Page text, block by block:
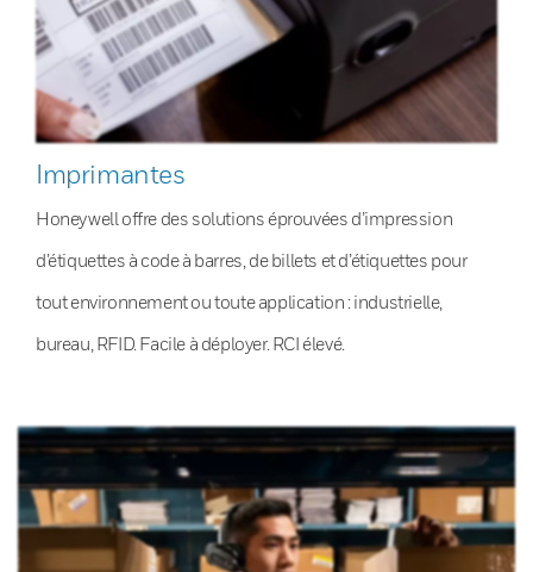
Imprimantes
Honeywell offre des solutions éprouvées d’impression
d’étiquettes à code à barres, de billets et d’étiquettes pour
tout environnement ou toute application : industrielle,
bureau, RFID. Facile à déployer. RCI élevé.